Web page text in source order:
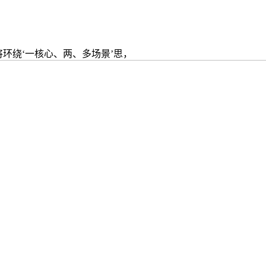
绕‘一核心、两、多场景’思，